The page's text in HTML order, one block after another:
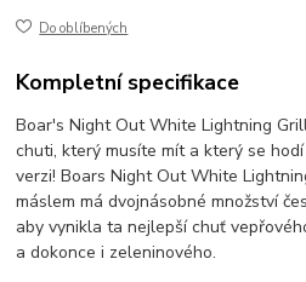
Do oblíbených
Kompletní specifikace
Boar's Night Out White Lightning
chuti, který musíte mít a který se
verzi! Boars Night Out White
máslem má dvojnásobné množství
aby vynikla ta nejlepší chuť
a dokonce i zeleninového.